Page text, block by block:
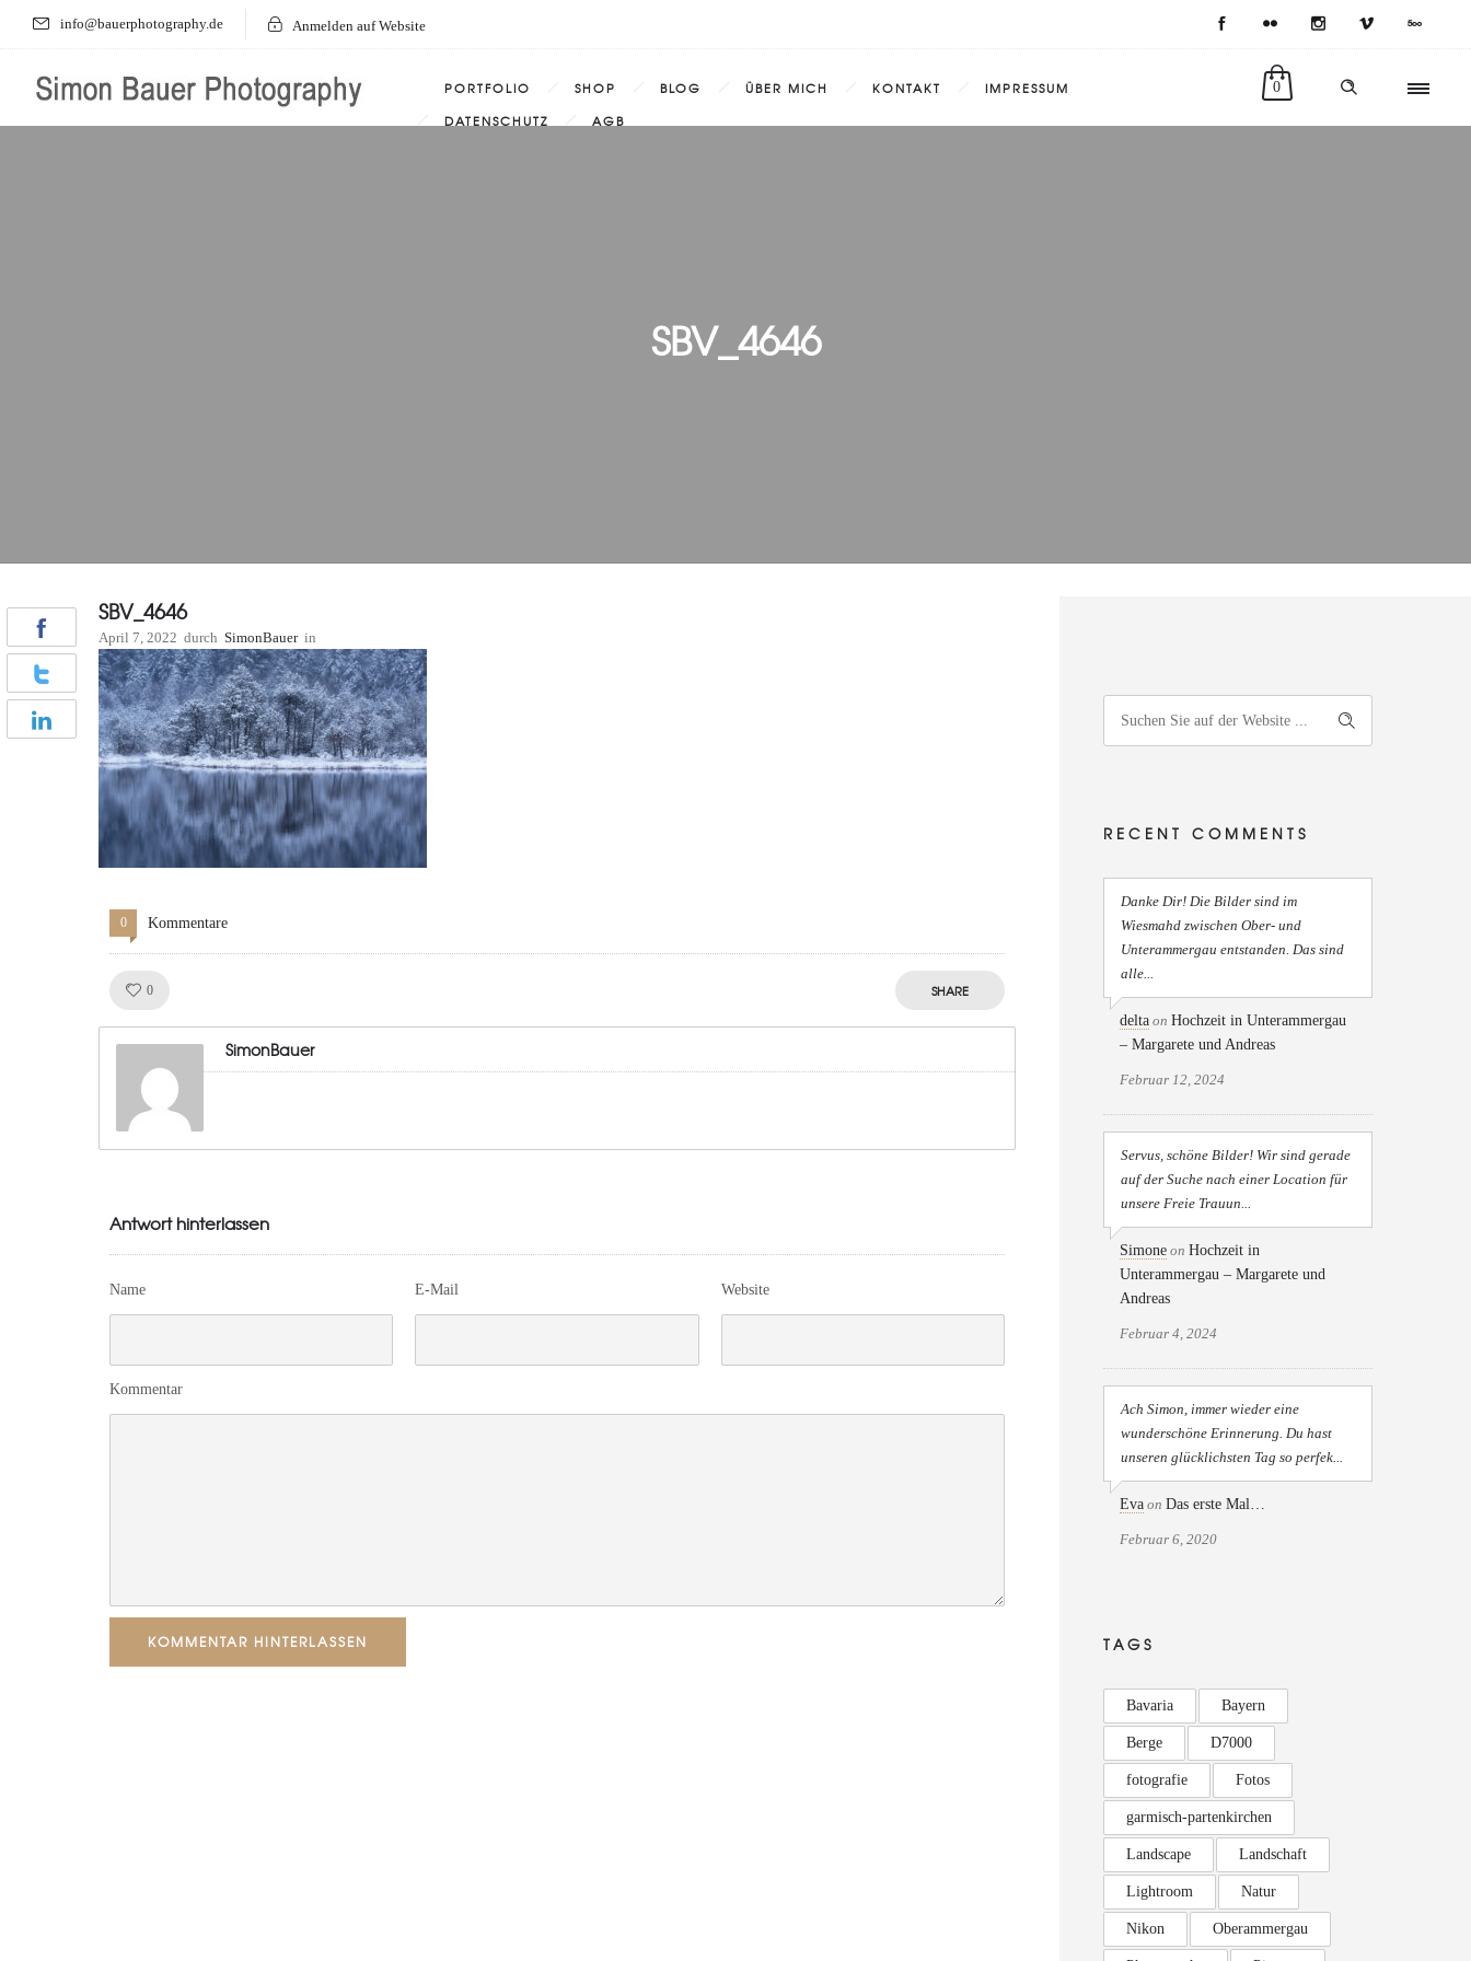
info@bauerphotography.de Anmelden auf Website
0
PORTFOLIO SHOP BLOG ÜBER MICH KONTAKT
IMPRESSUM
DATENSCHUTZ
AGB
SBV_4646
SBV_4646
April 7, 2022 durch SimonBauer in
0 Kommentare
0 SHARE
SimonBauer
Antwort hinterlassen
Name E-Mail Website
Kommentar
KOMMENTAR HINTERLASSEN
RECENT COMMENTS
Danke Dir! Die Bilder sind im
Wiesmahd zwischen Ober- und
Unterammergau entstanden. Das sind
alle...
delta on Hochzeit in Unterammergau
– Margarete und Andreas
Februar 12, 2024
Servus, schöne Bilder! Wir sind gerade
auf der Suche nach einer Location für
unsere Freie Trauun...
Simone on Hochzeit in
Unterammergau – Margarete und
Andreas
Februar 4, 2024
Ach Simon, immer wieder eine
wunderschöne Erinnerung. Du hast
unseren glücklichsten Tag so perfek...
Eva on Das erste Mal…
Februar 6, 2020
TAGS
Bavaria Bayern
Berge D7000
fotografie Fotos
garmisch-partenkirchen
Landscape Landschaft
Lightroom Natur
Nikon Oberammergau